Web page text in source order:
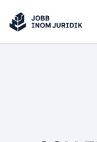
Hoppa till
Jobbinomjuridik